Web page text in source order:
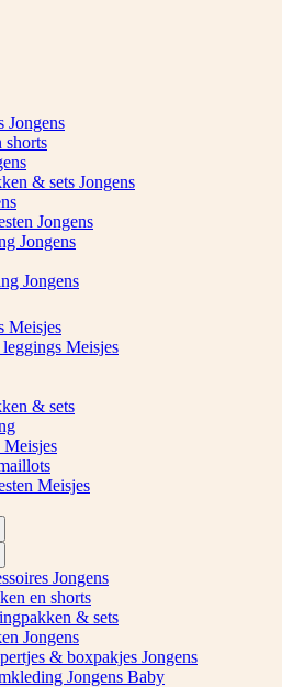
Jongens
shorts
& sets Jongens
Jongens
Jongens
Jongens
Meisjes
Meisjes
& sets
Meisjes
Meisjes
Jongens
en shorts
& sets
Jongens
& boxpakjes Jongens
Jongens Baby